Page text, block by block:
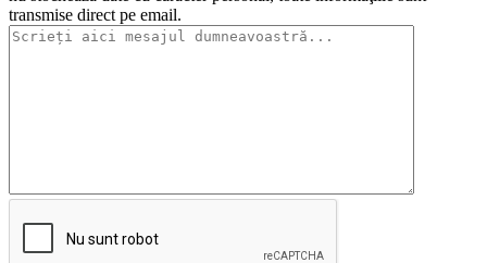
transmise direct pe email.